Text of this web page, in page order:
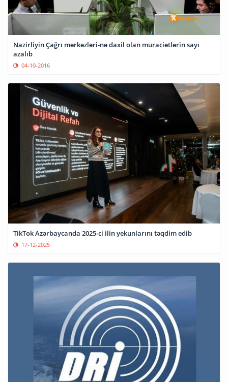
Nazirliyin Çağrı mərkəzləri-nə daxil olan müraciətlərin sayı
azalıb
04-10-2016
TikTok Azərbaycanda 2025-ci ilin yekunlarını təqdim edib
17-12-2025